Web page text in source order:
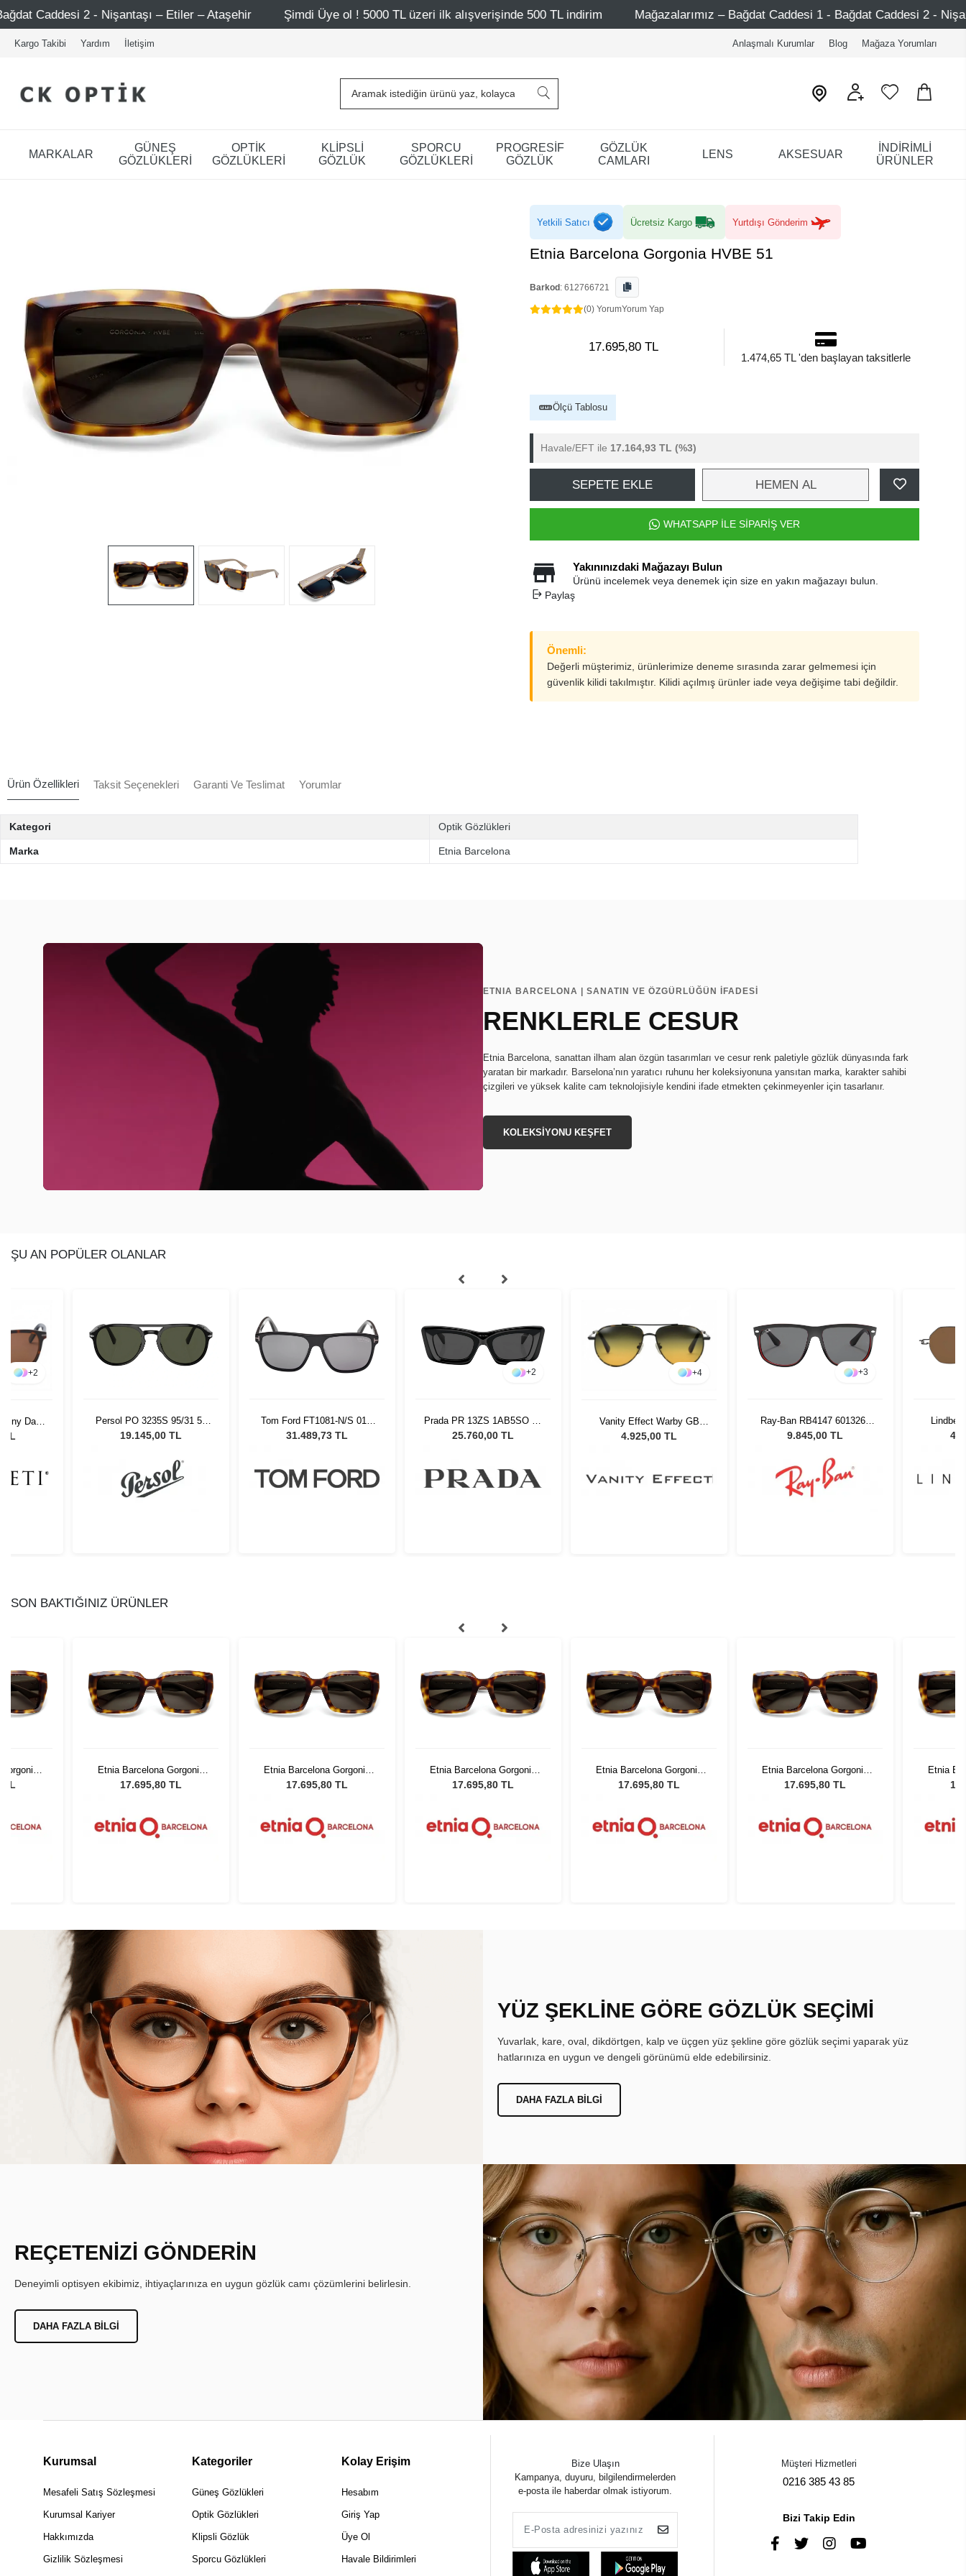
- Nişantaşı – Etiler – Ataşehir Şimdi Üye ol ! 5000 TL üzeri ilk alışverişinde 500 TL indirim Mağazalarımız – Bağdat Caddesi 1 - Bağdat Caddesi 2 - Nişantaşı – Etiler –
Kargo Takibi Yardım İletişim Anlaşmalı Kurumlar Blog Mağaza Yorumları
MARKALAR
GÜNEŞ
GÖZLÜKLERİ
OPTİK
GÖZLÜKLERİ
KLİPSLİ
GÖZLÜK
SPORCU
GÖZLÜKLERİ
PROGRESİF
GÖZLÜK
GÖZLÜK
CAMLARI
LENS AKSESUAR
İNDİRİMLİ
ÜRÜNLER
Yetkili Satıcı Ücretsiz Kargo Yurtdışı Gönderim
Etnia Barcelona Gorgonia HVBE 51
Barkod : 612766721
(0) YorumYorum Yap
17.695,80 TL
1.474,65 TL 'den başlayan taksitlerle
Ölçü Tablosu
Havale/EFT ile 17.164,93 TL (%3)
SEPETE EKLE HEMEN AL
WHATSAPP İLE SİPARİŞ VER
Yakınınızdaki Mağazayı Bulun
Ürünü incelemek veya denemek için size en yakın mağazayı bulun.
Paylaş
Önemli:
Değerli müşterimiz, ürünlerimize deneme sırasında zarar gelmemesi için
güvenlik kilidi takılmıştır. Kilidi açılmış ürünler iade veya değişime tabi değildir.
Ürün Özellikleri Taksit Seçenekleri Garanti Ve Teslimat Yorumlar
Kategori Optik Gözlükleri
Marka Etnia Barcelona
ETNIA BARCELONA | SANATIN VE ÖZGÜRLÜĞÜN İFADESİ
RENKLERLE CESUR
Etnia Barcelona, sanattan ilham alan özgün tasarımları ve cesur renk paletiyle gözlük dünyasında fark
yaratan bir markadır. Barselona’nın yaratıcı ruhunu her koleksiyonuna yansıtan marka, karakter sahibi
çizgileri ve yüksek kalite cam teknolojisiyle kendini ifade etmekten çekinmeyenler için tasarlanır.
KOLEKSİYONU KEŞFET
ŞU AN POPÜLER OLANLAR
+2
Dark
Güneş
TL
Persol PO 3235S 95/31 55
Unisex Güneş Gözlüğü
19.145,00 TL
Tom Ford FT1081-N/S 01D
58 Unisex Güneş Gözlüğü
31.489,73 TL
+2
Prada PR 13ZS 1AB5SO 50
Kadın Güneş Gözlüğü
25.760,00 TL
+4
Vanity Effect Warby GB
C.37 Unisex Güneş Gözlüğü
4.925,00 TL
+3
Ray-Ban RB4147 6013260
Unisex Güneş Gözlüğü
9.845,00 TL
145W
SON BAKTIĞINIZ ÜRÜNLER
TL
Etnia Barcelona Gorgonia
HVBE 51
17.695,80 TL
Etnia Barcelona Gorgonia
HVBE 51
17.695,80 TL
Etnia Barcelona Gorgonia
HVBE 51
17.695,80 TL
Etnia Barcelona Gorgonia
HVBE 51
17.695,80 TL
Etnia Barcelona Gorgonia
HVBE 51
17.695,80 TL
Etnia
YÜZ ŞEKLİNE GÖRE GÖZLÜK SEÇİMİ
Yuvarlak, kare, oval, dikdörtgen, kalp ve üçgen yüz şekline göre gözlük seçimi yaparak yüz
hatlarınıza en uygun ve dengeli görünümü elde edebilirsiniz.
DAHA FAZLA BILGI
REÇETENİZİ GÖNDERİN
Deneyimli optisyen ekibimiz, ihtiyaçlarınıza en uygun gözlük camı çözümlerini belirlesin.
DAHA FAZLA BILGI
Kurumsal
Mesafeli Satış Sözleşmesi
Kurumsal Kariyer
Hakkımızda
Gizlilik Sözleşmesi
Kategoriler
Güneş Gözlükleri
Optik Gözlükleri
Klipsli Gözlük
Sporcu Gözlükleri
Kolay Erişim
Hesabım
Giriş Yap
Üye Ol
Havale Bildirimleri
Bize Ulaşın
Kampanya, duyuru, bilgilendirmelerden
e-posta ile haberdar olmak istiyorum.
Müşteri Hizmetleri
0216 385 43 85
Bizi Takip Edin